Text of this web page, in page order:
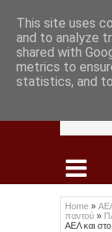
Home »
παντού »
ΑΕΛ και
This site uses
and to analyze
shared with
metrics to
statistics, and